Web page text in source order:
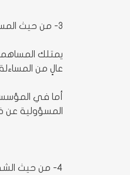
3- من حيث المساءلة:
يمتلك
عالٍ من
أما في
المسؤولية
4- من حيث الشفافية: